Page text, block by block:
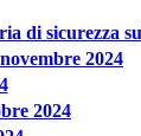
di sicurezza
2024
2024